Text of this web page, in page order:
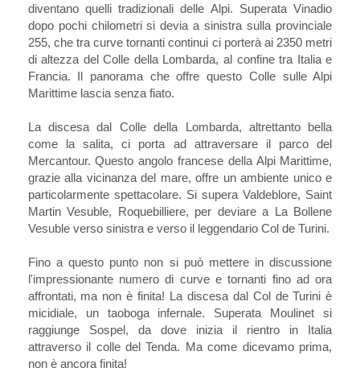
diventano quelli tradizionali delle Alpi. Superata Vinadio
dopo pochi chilometri si devia a sinistra sulla provinciale
255, che tra curve tornanti continui ci porterà ai 2350 metri
di altezza del Colle della Lombarda, al confine tra Italia e
Francia. Il panorama che offre questo Colle sulle Alpi
Marittime lascia senza fiato.
La discesa dal Colle della Lombarda, altrettanto bella
come la salita, ci porta ad attraversare il parco del
Mercantour. Questo angolo francese della Alpi Marittime,
grazie alla vicinanza del mare, offre un ambiente unico e
particolarmente spettacolare. Si supera Valdeblore, Saint
Martin Vesuble, Roquebilliere, per deviare a La Bollene
Vesuble verso sinistra e verso il leggendario Col de Turini.
Fino a questo punto non si può mettere in discussione
l'impressionante numero di curve e tornanti fino ad ora
affrontati, ma non è finita! La discesa dal Col de Turini è
micidiale, un taoboga infernale. Superata Moulinet si
raggiunge Sospel, da dove inizia il rientro in Italia
attraverso il colle del Tenda. Ma come dicevamo prima,
non è ancora finita!